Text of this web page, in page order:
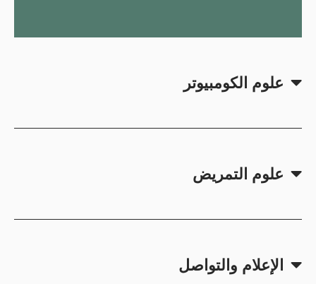
علوم الكومبيوتر
علوم التمريض
الإعلام والتواصل